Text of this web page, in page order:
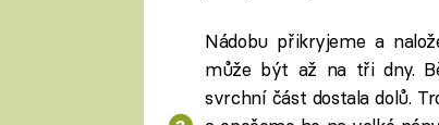
Nádobu přikryjeme a
může být až na tři dny.
svrchní část dostala dolů.